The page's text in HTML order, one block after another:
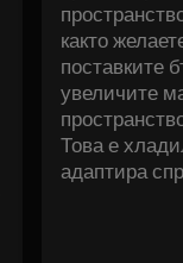
както
поставките
увеличите
Това е
адаптира